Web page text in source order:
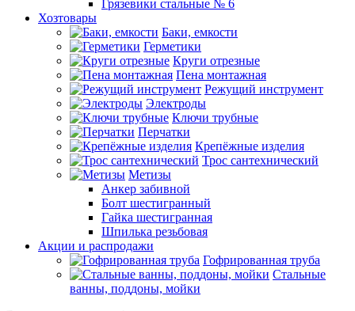
Грязевики стальные № 6
Хозтовары
Баки, емкости
Герметики
Круги отрезные
Пена монтажная
Режущий инструмент
Электроды
Ключи трубные
Перчатки
Крепёжные изделия
Трос сантехнический
Метизы
Анкер забивной
Болт шестигранный
Гайка шестигранная
Шпилька резьбовая
Акции и распродажи
Гофрированная труба
Стальные
ванны, поддоны, мойки